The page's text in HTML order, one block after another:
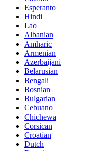
Esperanto
Hindi
Lao
Albanian
Amharic
Armenian
Azerbaijani
Belarusian
Bengali
Bosnian
Bulgarian
Cebuano
Chichewa
Corsican
Croatian
Dutch